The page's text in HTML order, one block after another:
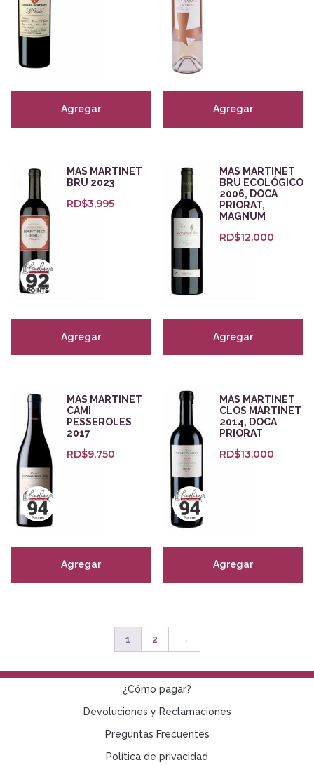
Agregar Agregar
MAS MARTINET
BRU 2023
RD$3,995
Agregar
MAS MARTINET
BRU ECOLÓGICO
2006, DOCA
PRIORAT,
MAGNUM
RD$12,000
Agregar
MAS MARTINET
CAMI
PESSEROLES
2017
RD$9,750
Agregar
MAS MARTINET
CLOS MARTINET
2014, DOCA
PRIORAT
RD$13,000
Agregar
1 2 →
¿Cómo pagar?
Devoluciones y Reclamaciones
Preguntas Frecuentes
Política de privacidad